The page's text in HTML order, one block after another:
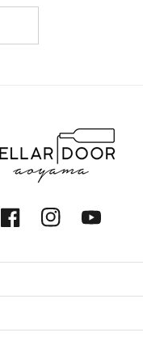
FacebookInstagramYouTube